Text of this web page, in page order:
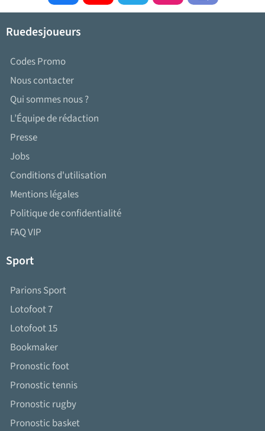
Ruedesjoueurs
Codes Promo
Nous contacter
Qui sommes nous ?
L’Équipe de rédaction
Presse
Jobs
Conditions d'utilisation
Mentions légales
Politique de confidentialité
FAQ VIP
Sport
Parions Sport
Lotofoot 7
Lotofoot 15
Bookmaker
Pronostic foot
Pronostic tennis
Pronostic rugby
Pronostic basket